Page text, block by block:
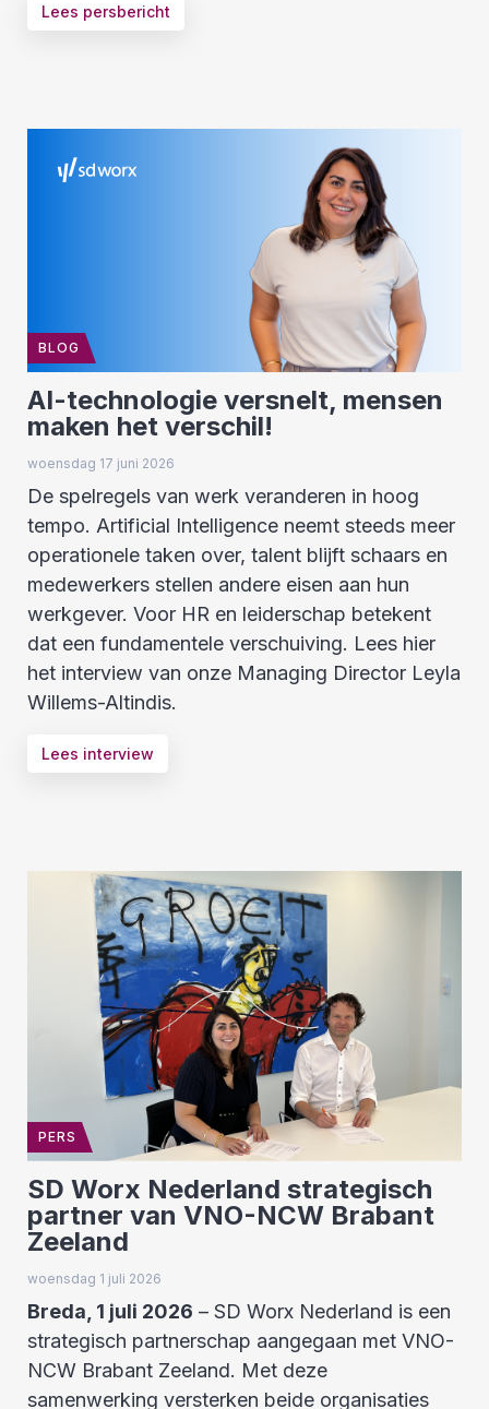
Lees persbericht
BLOG
AI-technologie versnelt, mensen
maken het verschil!
woensdag 17 juni 2026
De spelregels van werk veranderen in hoog
tempo. Artificial Intelligence neemt steeds meer
operationele taken over, talent blijft schaars en
medewerkers stellen andere eisen aan hun
werkgever. Voor HR en leiderschap betekent
dat een fundamentele verschuiving. Lees hier
het interview van onze Managing Director Leyla
Willems-Altindis.
Lees interview
PERS
SD Worx Nederland strategisch
partner van VNO-NCW Brabant
Zeeland
woensdag 1 juli 2026
Breda, 1 juli 2026 – SD Worx Nederland is een
strategisch partnerschap aangegaan met VNO-
NCW Brabant Zeeland. Met deze
samenwerking versterken beide organisaties